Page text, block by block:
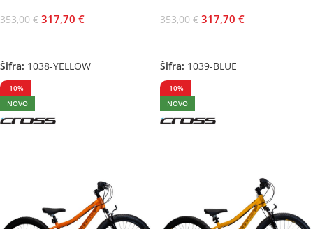
353,00€ 317,70 €
Šifra: 1038-YELLOW
353,00€ 317,70 €
Šifra: 1039-BLUE
-10%
NOVO
-10%
NOVO